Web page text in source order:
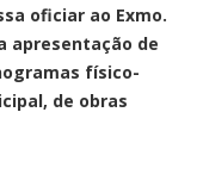
oficiar ao Exmo.
apresentação de
físico-
de obras